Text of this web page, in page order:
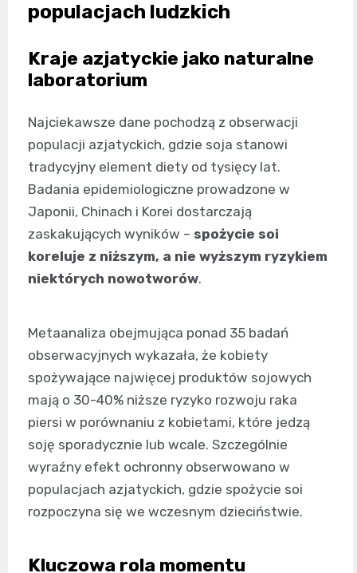
populacjach ludzkich
Kraje azjatyckie jako naturalne
laboratorium
Najciekawsze dane pochodzą z obserwacji
populacji azjatyckich, gdzie soja stanowi
tradycyjny element diety od tysięcy lat.
Badania epidemiologiczne prowadzone w
Japonii, Chinach i Korei dostarczają
zaskakujących wyników – spożycie soi
koreluje z niższym, a nie wyższym ryzykiem
niektórych nowotworów.
Metaanaliza obejmująca ponad 35 badań
obserwacyjnych wykazała, że kobiety
spożywające najwięcej produktów sojowych
mają o 30-40% niższe ryzyko rozwoju raka
piersi w porównaniu z kobietami, które jedzą
soję sporadycznie lub wcale. Szczególnie
wyraźny efekt ochronny obserwowano w
populacjach azjatyckich, gdzie spożycie soi
rozpoczyna się we wczesnym dzieciństwie.
Kluczowa rola momentu